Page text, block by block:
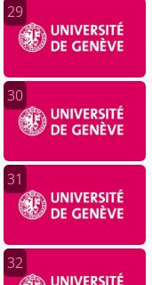
29
30
31
32